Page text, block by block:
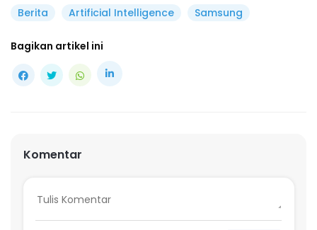
Berita
Artificial Intelligence Samsung
Bagikan artikel ini
Komentar